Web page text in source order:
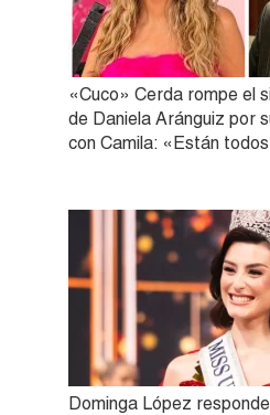
«Cuco» Cerda rompe el
de Daniela Aránguiz por
con Camila: «Están
Dominga López